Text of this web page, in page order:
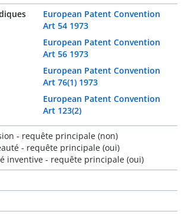
European Patent Convention
Art 54 1973
European Patent Convention
Art 56 1973
European Patent Convention
Art 76(1) 1973
European Patent Convention
Art 123(2)
- requête principale (non)
- requête principale (oui)
inventive - requête principale (oui)